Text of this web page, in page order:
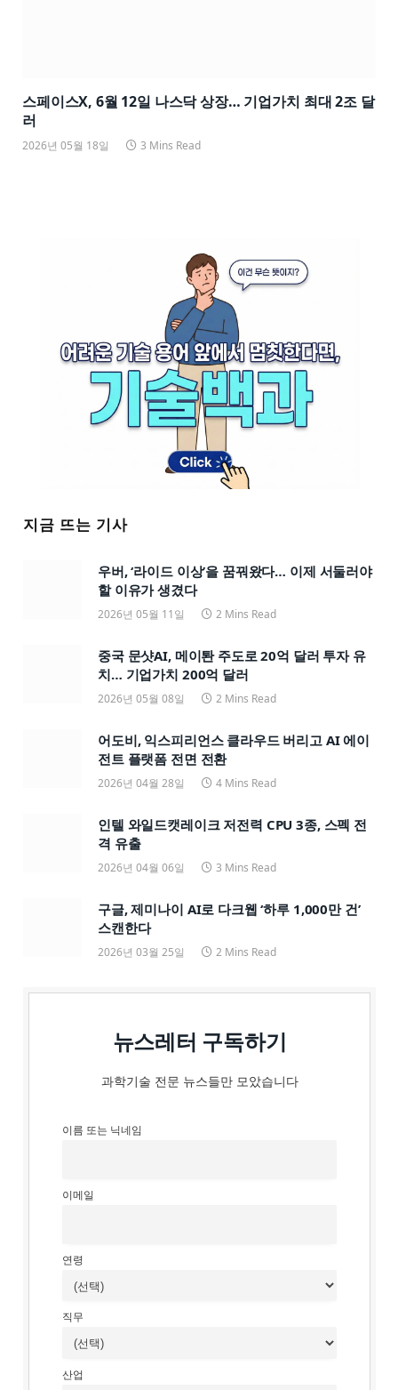
스페이스X, 6월 12일 나스닥 상장… 기업가치 최대 2조 달
러
2026년 05월 18일 3 Mins Read
지금 뜨는 기사
우버, ‘라이드 이상’을 꿈꿔왔다… 이제 서둘러야
할 이유가 생겼다
2026년 05월 11일 2 Mins Read
중국 문샷AI, 메이퇀 주도로 20억 달러 투자 유
치… 기업가치 200억 달러
2026년 05월 08일 2 Mins Read
어도비, 익스피리언스 클라우드 버리고 AI 에이
전트 플랫폼 전면 전환
2026년 04월 28일 4 Mins Read
인텔 와일드캣레이크 저전력 CPU 3종, 스펙 전
격 유출
2026년 04월 06일 3 Mins Read
구글, 제미나이 AI로 다크웹 ‘하루 1,000만 건’
스캔한다
2026년 03월 25일 2 Mins Read
뉴스레터 구독하기
과학기술 전문 뉴스들만 모았습니다
이름 또는 닉네임
이메일
연령
직무
산업